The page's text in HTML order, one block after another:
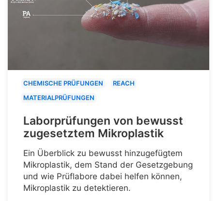
CHEMISCHE PRÜFUNGEN
REACH
MATERIALPRÜFUNGEN
Laborprüfungen von bewusst
zugesetztem Mikroplastik
Ein Überblick zu bewusst hinzugefügtem
Mikroplastik, dem Stand der Gesetzgebung
und wie Prüflabore dabei helfen können,
Mikroplastik zu detektieren.